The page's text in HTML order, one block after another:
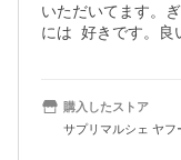
いただいてます。
には  好きです。良
購入したストア
サプリマルシェ ヤフ